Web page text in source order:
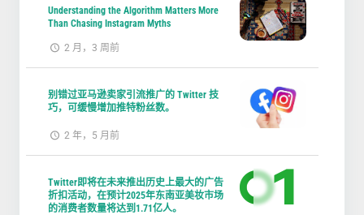
Understanding the Algorithm Matters More
Than Chasing Instagram Myths
2 月，3 周前
别错过亚马逊卖家引流推广的 Twitter 技
巧，可缓慢增加推特粉丝数。
2 年，5 月前
Twitter即将在未来推出历史上最大的广告
折扣活动，在预计2025年东南亚美妆市场
的消费者数量将达到1.71亿人。